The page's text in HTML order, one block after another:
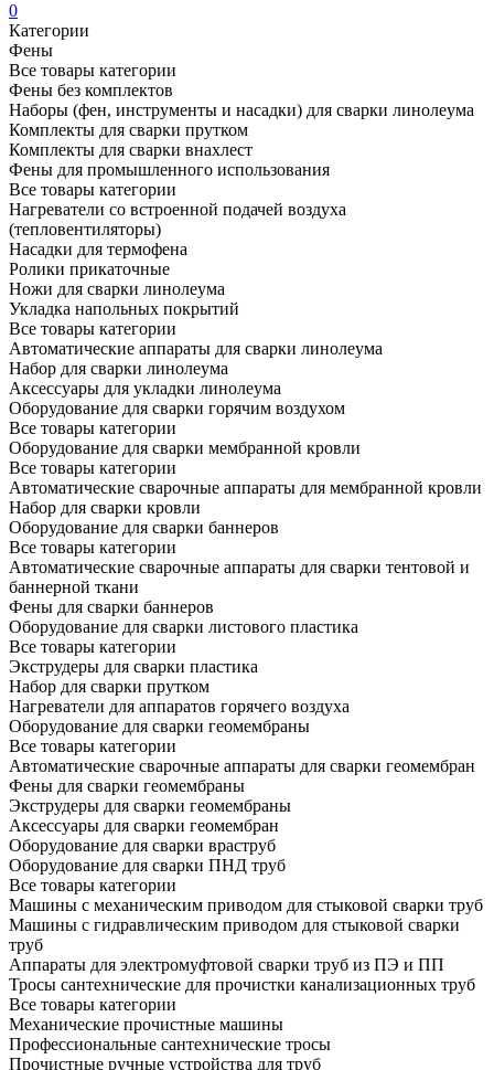
0
Категории
Фены
Все товары категории
Фены без комплектов
Наборы (фен, инструменты и насадки) для сварки линолеума
Комплекты для сварки прутком
Комплекты для сварки внахлест
Фены для промышленного использования
Все товары категории
Нагреватели со встроенной подачей воздуха
(тепловентиляторы)
Насадки для термофена
Ролики прикаточные
Ножи для сварки линолеума
Укладка напольных покрытий
Все товары категории
Автоматические аппараты для сварки линолеума
Набор для сварки линолеума
Аксессуары для укладки линолеума
Оборудование для сварки горячим воздухом
Все товары категории
Оборудование для сварки мембранной кровли
Все товары категории
Автоматические сварочные аппараты для мембранной кровли
Набор для сварки кровли
Оборудование для сварки баннеров
Все товары категории
Автоматические сварочные аппараты для сварки тентовой и
баннерной ткани
Фены для сварки баннеров
Оборудование для сварки листового пластика
Все товары категории
Экструдеры для сварки пластика
Набор для сварки прутком
Нагреватели для аппаратов горячего воздуха
Оборудование для сварки геомембраны
Все товары категории
Автоматические сварочные аппараты для сварки геомембран
Фены для сварки геомембраны
Экструдеры для сварки геомембраны
Аксессуары для сварки геомембран
Оборудование для сварки враструб
Оборудование для сварки ПНД труб
Все товары категории
Машины с механическим приводом для стыковой сварки труб
Машины с гидравлическим приводом для стыковой сварки
труб
Аппараты для электромуфтовой сварки труб из ПЭ и ПП
Тросы сантехнические для прочистки канализационных труб
Все товары категории
Механические прочистные машины
Профессиональные сантехнические тросы
Прочистные ручные устройства для труб